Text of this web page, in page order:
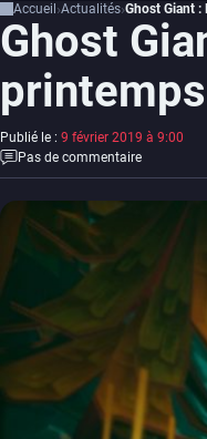
Accueil Actualités Ghost Giant :
Ghost
printemps
Publié le : 9 février 2019 à 9:00
Pas de commentaire